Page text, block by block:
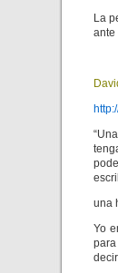
La
ante
una
Yo